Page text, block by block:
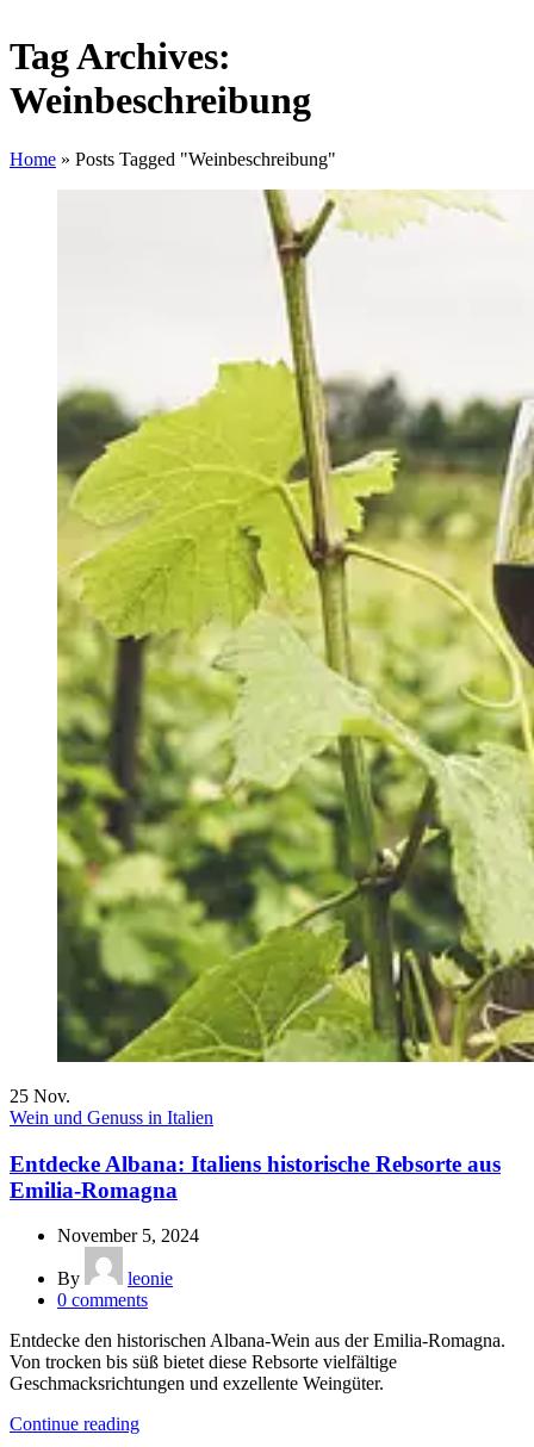
Tag Archives:
Weinbeschreibung
Home » Posts Tagged "Weinbeschreibung"
25 Nov.
Wein und Genuss in Italien
Entdecke Albana: Italiens historische Rebsorte aus
Emilia-Romagna
November 5, 2024
By
leonie
0 comments
Entdecke den historischen Albana-Wein aus der Emilia-Romagna.
Von trocken bis süß bietet diese Rebsorte vielfältige
Geschmacksrichtungen und exzellente Weingüter.
Continue reading